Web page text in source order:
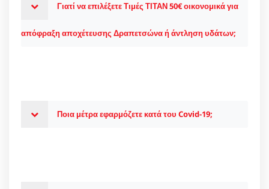
Γιατί να επιλέξετε Τιμές ΤΙΤΑΝ 50€ οικονομικά για
απόφραξη αποχέτευσης Δραπετσώνα ή άντληση υδάτων;
Ποια μέτρα εφαρμόζετε κατά του Covid-19;